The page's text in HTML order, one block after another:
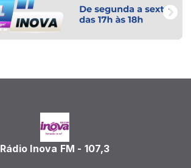
Rádio Inova FM - 107,3